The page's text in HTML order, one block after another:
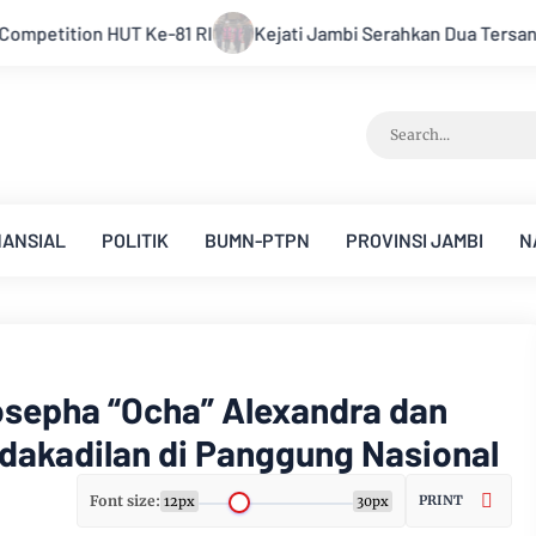
Serahkan Dua Tersangka Korupsi Pengadaan Tanah Akses
POLITIK BUMN-PTPN PROVINSI JAMBI
“Ocha” Alexandra dan
di Panggung Nasional
Font size: 12px 30px PRINT